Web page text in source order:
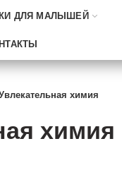
ДЛЯ МАЛЫШЕЙ
химия
химия